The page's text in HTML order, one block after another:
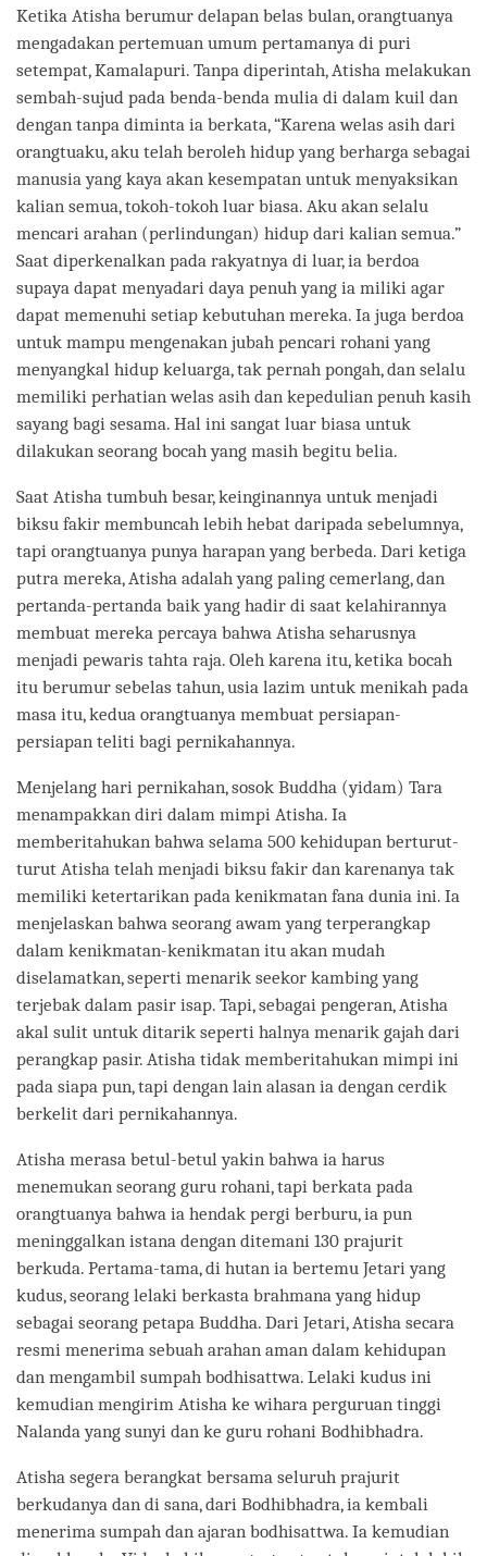
Ketika Atisha berumur delapan belas bulan, orangtuanya
mengadakan pertemuan umum pertamanya di puri
setempat, Kamalapuri. Tanpa diperintah, Atisha melakukan
sembah-sujud pada benda-benda mulia di dalam kuil dan
dengan tanpa diminta ia berkata, “Karena welas asih dari
orangtuaku, aku telah beroleh hidup yang berharga sebagai
manusia yang kaya akan kesempatan untuk menyaksikan
kalian semua, tokoh-tokoh luar biasa. Aku akan selalu
mencari arahan (perlindungan) hidup dari kalian semua.”
Saat diperkenalkan pada rakyatnya di luar, ia berdoa
supaya dapat menyadari daya penuh yang ia miliki agar
dapat memenuhi setiap kebutuhan mereka. Ia juga berdoa
untuk mampu mengenakan jubah pencari rohani yang
menyangkal hidup keluarga, tak pernah pongah, dan selalu
memiliki perhatian welas asih dan kepedulian penuh kasih
sayang bagi sesama. Hal ini sangat luar biasa untuk
dilakukan seorang bocah yang masih begitu belia.
Saat Atisha tumbuh besar, keinginannya untuk menjadi
biksu fakir membuncah lebih hebat daripada sebelumnya,
tapi orangtuanya punya harapan yang berbeda. Dari ketiga
putra mereka, Atisha adalah yang paling cemerlang, dan
pertanda-pertanda baik yang hadir di saat kelahirannya
membuat mereka percaya bahwa Atisha seharusnya
menjadi pewaris tahta raja. Oleh karena itu, ketika bocah
itu berumur sebelas tahun, usia lazim untuk menikah pada
masa itu, kedua orangtuanya membuat persiapan-
persiapan teliti bagi pernikahannya.
Menjelang hari pernikahan, sosok Buddha (yidam) Tara
menampakkan diri dalam mimpi Atisha. Ia
memberitahukan bahwa selama 500 kehidupan berturut-
turut Atisha telah menjadi biksu fakir dan karenanya tak
memiliki ketertarikan pada kenikmatan fana dunia ini. Ia
menjelaskan bahwa seorang awam yang terperangkap
dalam kenikmatan-kenikmatan itu akan mudah
diselamatkan, seperti menarik seekor kambing yang
terjebak dalam pasir isap. Tapi, sebagai pengeran, Atisha
akal sulit untuk ditarik seperti halnya menarik gajah dari
perangkap pasir. Atisha tidak memberitahukan mimpi ini
pada siapa pun, tapi dengan lain alasan ia dengan cerdik
berkelit dari pernikahannya.
Atisha merasa betul-betul yakin bahwa ia harus
menemukan seorang guru rohani, tapi berkata pada
orangtuanya bahwa ia hendak pergi berburu, ia pun
meninggalkan istana dengan ditemani 130 prajurit
berkuda. Pertama-tama, di hutan ia bertemu Jetari yang
kudus, seorang lelaki berkasta brahmana yang hidup
sebagai seorang petapa Buddha. Dari Jetari, Atisha secara
resmi menerima sebuah arahan aman dalam kehidupan
dan mengambil sumpah bodhisattwa. Lelaki kudus ini
kemudian mengirim Atisha ke wihara perguruan tinggi
Nalanda yang sunyi dan ke guru rohani Bodhibhadra.
Atisha segera berangkat bersama seluruh prajurit
berkudanya dan di sana, dari Bodhibhadra, ia kembali
menerima sumpah dan ajaran bodhisattwa. Ia kemudian